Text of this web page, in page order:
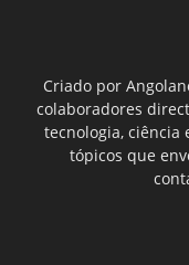
Criado por
colaboradores
tecnologia, ciência
tópicos que